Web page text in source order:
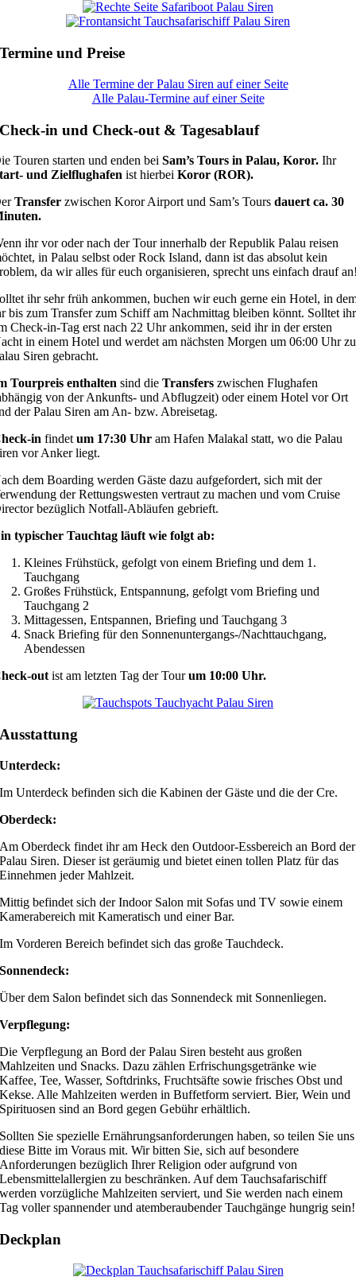
Termine und Preise
Alle Termine der Palau Siren auf einer Seite
Alle Palau-Termine auf einer Seite
Check-in und Check-out & Tagesablauf
Touren starten und enden beiSam’s Tours in Palau, Koror. Ihr
und Zielflughafen ist hierbeiKoror (ROR).
Transfer zwischen Koror Airport und Sam’s Tours dauert ca. 30
ihr vor oder nach der Tour innerhalb der Republik Palau reisen
in Palau selbst oder Rock Island, dann ist das absolut kein
da wir alles für euch organisieren, sprecht uns einfach drauf
ihr sehr früh ankommen, buchen wir euch gerne ein Hotel, in
bis zum Transfer zum Schiff am Nachmittag bleiben könnt. Solltet ihr
Check-in-Tag erst nach 22 Uhr ankommen, seid ihr in der ersten
in einem Hotel und werdet am nächsten Morgen um 06:00 Uhr
Siren gebracht.
Tourpreis enthalten sind dieTransfers zwischen Flughafen
von der Ankunfts- und Abflugzeit) oder einem Hotel vor Ort
der Palau Siren am An- bzw. Abreisetag.
in findetum 17:30 Uhr am Hafen Malakal statt, wo die Palau
vor Anker liegt.
dem Boarding werden Gäste dazu aufgefordert, sich mit der
der Rettungswesten vertraut zu machen und vom Cruise
bezüglich Notfall-Abläufen gebrieft.
typischer Tauchtag läuft wie folgt ab:
Kleines Frühstück, gefolgt von einem Briefing und dem 1.
Tauchgang
Großes Frühstück, Entspannung, gefolgt vom Briefing und
Tauchgang 2
Mittagessen, Entspannen, Briefing und Tauchgang 3
Snack Briefing für den Sonnenuntergangs-/Nachttauchgang,
Abendessen
out ist am letzten Tag der Tourum 10:00 Uhr.
Ausstattung
Unterdeck:
Im Unterdeck befinden sich die Kabinen der Gäste und die der Cre.
Oberdeck:
Am Oberdeck findet ihr am Heck den Outdoor-Essbereich an Bord der
Palau Siren. Dieser ist geräumig und bietet einen tollen Platz für das
Einnehmen jeder Mahlzeit.
Mittig befindet sich der Indoor Salon mit Sofas und TV sowie einem
Kamerabereich mit Kameratisch und einer Bar.
Im Vorderen Bereich befindet sich das große Tauchdeck.
Sonnendeck:
Über dem Salon befindet sich das Sonnendeck mit Sonnenliegen.
Verpflegung:
Die Verpflegung an Bord der Palau Siren besteht aus großen
Mahlzeiten und Snacks. Dazu zählen Erfrischungsgetränke wie
Kaffee, Tee, Wasser, Softdrinks, Fruchtsäfte sowie frisches Obst und
Kekse. Alle Mahlzeiten werden in Buffetform serviert. Bier, Wein und
Spirituosen sind an Bord gegen Gebühr erhältlich.
Sollten Sie spezielle Ernährungsanforderungen haben, so teilen Sie uns
diese Bitte im Voraus mit. Wir bitten Sie, sich auf besondere
Anforderungen bezüglich Ihrer Religion oder aufgrund von
Lebensmittelallergien zu beschränken. Auf dem Tauchsafarischiff
werden vorzügliche Mahlzeiten serviert, und Sie werden nach einem
Tag voller spannender und atemberaubender Tauchgänge hungrig sein!
Deckplan